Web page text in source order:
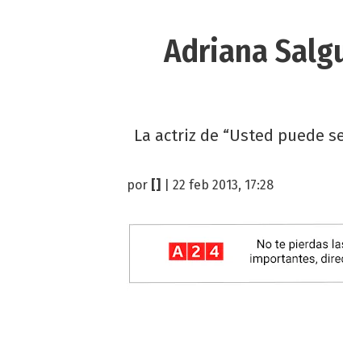
Adriana
La actriz de “Usted puede
por | 22 feb 2013, 17:28